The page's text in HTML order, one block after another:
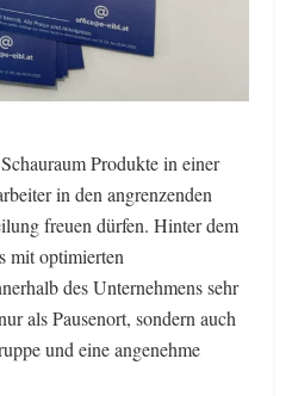
Produkte in einer
in den angrenzenden
freuen dürfen. Hinter dem
mit optimierten
des Unternehmens sehr
als Pausenort, sondern auch
und eine angenehme